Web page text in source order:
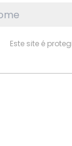
Este site é